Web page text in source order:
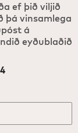
ef þið viljið
vinsamlega
á
eyðublaðið